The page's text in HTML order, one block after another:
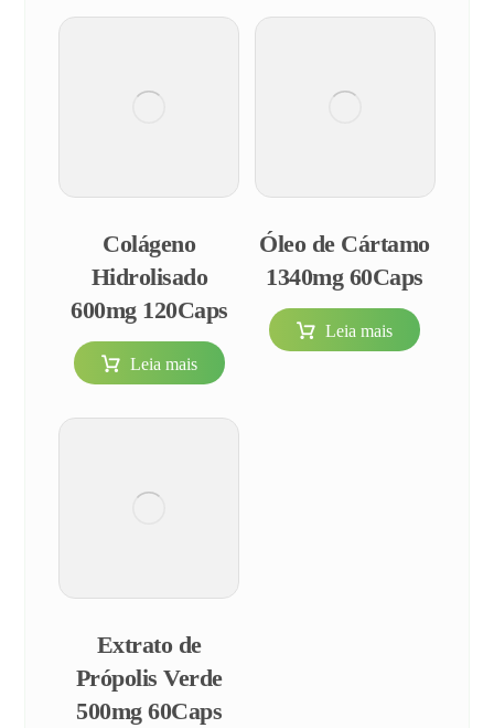
Colágeno
Hidrolisado
600mg 120Caps
Leia mais
Óleo de Cártamo
1340mg 60Caps
Leia mais
Extrato de
Própolis Verde
500mg 60Caps